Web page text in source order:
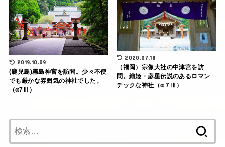
2019.10.09
(鹿児島)霧島神宮を訪問。少々不便
でも厳かな雰囲気の神社でした。
（α7Ⅲ）
2020.07.18
（福岡）宗像大社の中津宮を訪
問。織姫・彦星伝説のあるロマン
チックな神社（α７Ⅲ）
索: